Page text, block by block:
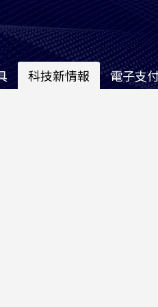
科技新情報 電子支